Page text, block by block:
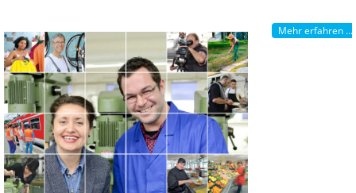
Mehr erfahren ...